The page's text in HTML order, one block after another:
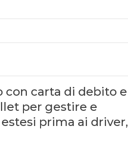
con carta di debito e
per gestire e
prima ai driver,